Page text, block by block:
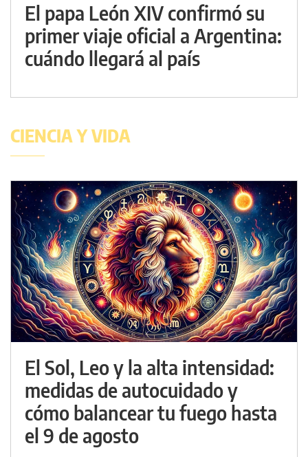
El papa León XIV confirmó su
primer viaje oficial a Argentina:
cuándo llegará al país
CIENCIA Y VIDA
El Sol, Leo y la alta intensidad:
medidas de autocuidado y
cómo balancear tu fuego hasta
el 9 de agosto